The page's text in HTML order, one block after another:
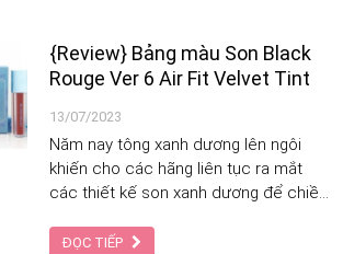
{Review} Bảng màu Son Black
Rouge Ver 6 Air Fit Velvet Tint
13/07/2023
Năm nay tông xanh dương lên ngôi
khiến cho các hãng liên tục ra mắt
các thiết kế son xanh dương để chiều
cũng không nằm ngoài xu hướng này.
ĐỌC TIẾP